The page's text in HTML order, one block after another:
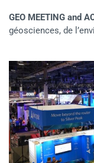
GEO MEETING and
géosciences, de